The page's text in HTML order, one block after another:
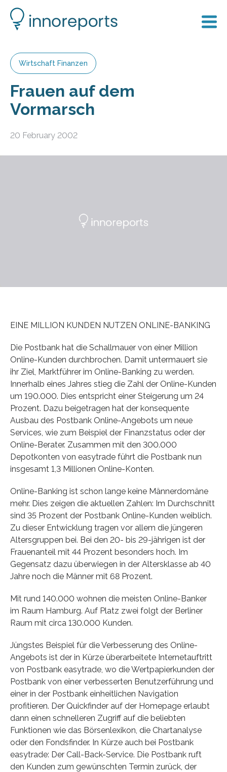
Wirtschaft Finanzen
Frauen auf dem
Vormarsch
20 February 2002
EINE MILLION KUNDEN NUTZEN ONLINE-BANKING
Die Postbank hat die Schallmauer von einer Million
Online-Kunden durchbrochen. Damit untermauert sie
ihr Ziel, Marktführer im Online-Banking zu werden.
Innerhalb eines Jahres stieg die Zahl der Online-Kunden
um 190.000. Dies entspricht einer Steigerung um 24
Prozent. Dazu beigetragen hat der konsequente
Ausbau des Postbank Online-Angebots um neue
Services, wie zum Beispiel der Finanzstatus oder der
Online-Berater. Zusammen mit den 300.000
Depotkonten von easytrade führt die Postbank nun
insgesamt 1,3 Millionen Online-Konten.
Online-Banking ist schon lange keine Männerdomäne
mehr. Dies zeigen die aktuellen Zahlen: Im Durchschnitt
sind 35 Prozent der Postbank Online-Kunden weiblich.
Zu dieser Entwicklung tragen vor allem die jüngeren
Altersgruppen bei. Bei den 20- bis 29-jährigen ist der
Frauenanteil mit 44 Prozent besonders hoch. Im
Gegensatz dazu überwiegen in der Altersklasse ab 40
Jahre noch die Männer mit 68 Prozent.
Mit rund 140.000 wohnen die meisten Online-Banker
im Raum Hamburg. Auf Platz zwei folgt der Berliner
Raum mit circa 130.000 Kunden.
Jüngstes Beispiel für die Verbesserung des Online-
Angebots ist der in Kürze überarbeitete Internetauftritt
von Postbank easytrade, wo die Wertpapierkunden der
Postbank von einer verbesserten Benutzerführung und
einer in der Postbank einheitlichen Navigation
profitieren. Der Quickfinder auf der Homepage erlaubt
dann einen schnelleren Zugriff auf die beliebten
Funktionen wie das Börsenlexikon, die Chartanalyse
oder den Fondsfinder. In Kürze auch bei Postbank
easytrade: Der Call-Back-Service. Die Postbank ruft
den Kunden zum gewünschten Termin zurück, der